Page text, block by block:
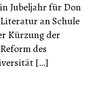
Jubeljahr für Don
an Schule
Kürzung der
des
[…]